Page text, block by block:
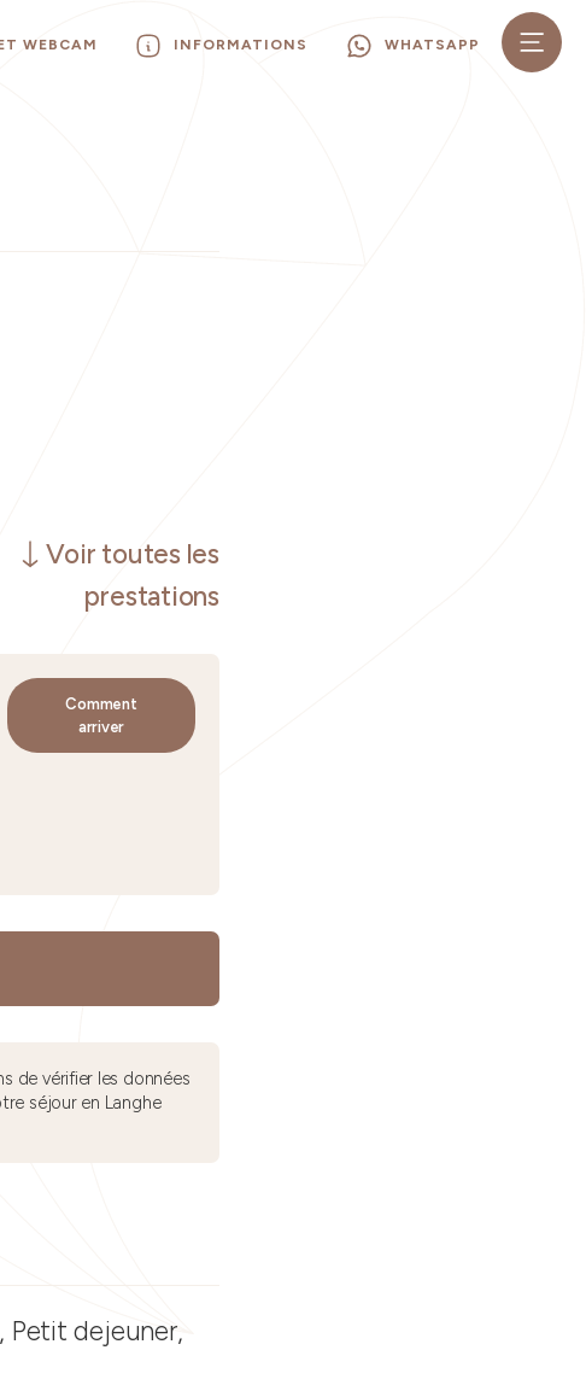
WEBCAM INFORMATIONS WHATSAPP
Voir toutes les
prestations
Comment
arriver
de vérifier les données
séjour en Langhe
Petit dejeuner,